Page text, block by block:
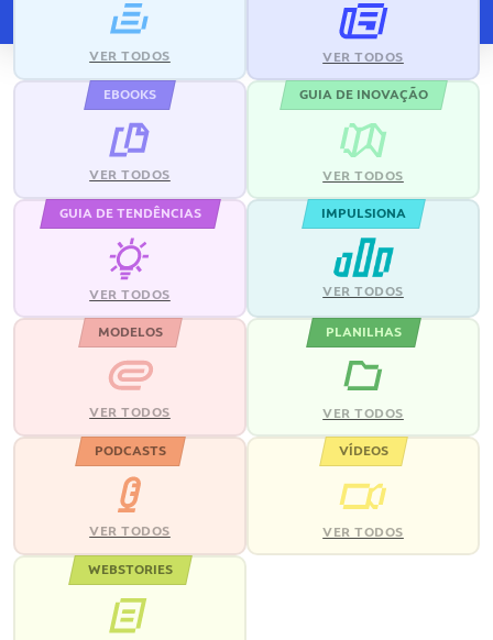
VER TODOS VER TODOS
EBOOKS
VER TODOS
GUIA DE INOVAÇÃO
VER TODOS
GUIA DE TENDÊNCIAS
VER TODOS
IMPULSIONA
VER TODOS
MODELOS
VER TODOS
PLANILHAS
VER TODOS
PODCASTS
VER TODOS
VÍDEOS
VER TODOS
WEBSTORIES